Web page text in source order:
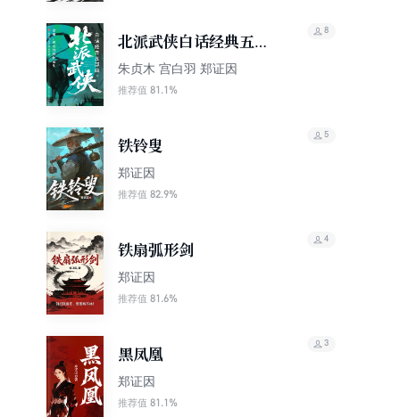
北派武侠白话经典五部
曲（金庸、古龙的创作
源头）
朱贞木 宫白羽 郑证因
推荐值 81.1%
8
铁铃叟
郑证因
推荐值 82.9%
5
铁扇弧形剑
郑证因
推荐值 81.6%
4
黑凤凰
郑证因
推荐值 81.1%
3